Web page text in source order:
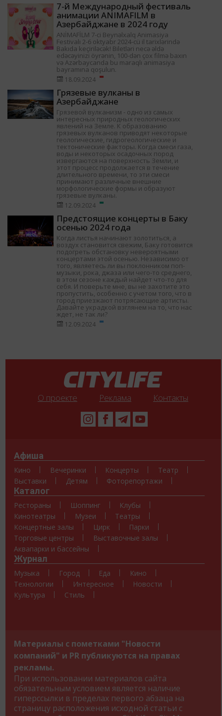
7-й Международный фестиваль
анимации ANIMAFILM в
Азербайджане в 2024 году
ANİMAFİLM 7-ci Beynəlxalq Animasiya
Festivalı 2-6 oktyabr 2024-cü il tarixlərində
Bakıda keçiriləcək! Biletləri necə əldə
edəcəyinizi öyrənin, 100-dən çox filmə baxın
və Azərbaycanda bu maraqlı animasiya
bayramına qoşulun.
18.09.2024
Грязевые вулканы в
Азербайджане
Грязевой вулканизм - одно из самых
интересных природных геологических
явлений на Земле. К образованию
грязевых вулканов приводят некоторые
геологические, гидрогеологические и
тектонические факторы. Когда смеси газа,
воды и некоторых осадочных пород
извергаются на поверхность Земли, и
этот процесс продолжается в течение
длительного времени, то эти смеси
принимают различные внешние
морфологические формы и образуют
грязевые вулканы.
12.09.2024
Предстоящие концерты в Баку
осенью 2024 года
Когда листья начинают золотиться, а
воздух становится свежим, Баку готовится
подогреть обстановку невероятными
концертами этой осенью. Независимо от
того, являетесь ли вы поклонником поп-
музыки, рока, джаза или чего-то среднего,
в этом сезоне каждый найдет что-то для
себя. И поверьте мне, вы не захотите это
пропустить, особенно с учетом того, что в
город приезжают потрясающие артисты.
Давайте украдкой взглянем на то, что нас
ждет, не так ли?
12.09.2024
О проекте Реклама Контакты
Афиша
Кино Вечеринки Концерты
Театр
Выставки
Детям Фоторепортажи
Каталог
Рестораны Шоппинг
Клубы
Кинотеатры
Музеи
Театры
Концертные залы
Цирк
Парки
Торговые центры
Выставочные залы
Аквапарки и бассейны
Журнал
Музыка Город Еда
Кино
Технологии
Интересное
Новости
Культура
Стиль
Материалы с пометками "Новости
компаний" и PR публикуются на правах
рекламы.
При использовании материалов сайта
обязательным условием является наличие
гиперссылки в пределах первого абзаца на
страницу расположения исходной статьи с